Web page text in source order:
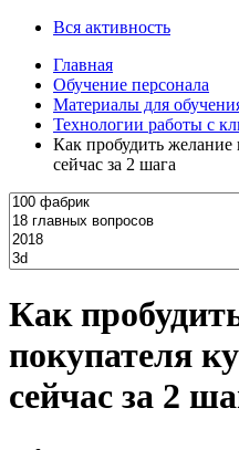
Вся активность
Главная
Обучение персонала
Материалы для
Технологии работы с
Как пробудить желание
сейчас за 2 шага
Как
покупателя
сейчас за 2